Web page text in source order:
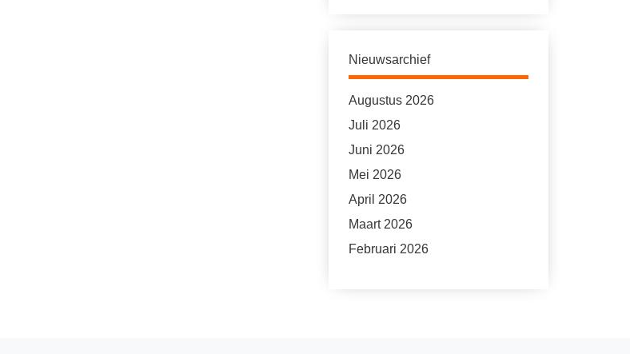
Nieuwsarchief
Augustus 2026
Juli 2026
Juni 2026
Mei 2026
April 2026
Maart 2026
Februari 2026